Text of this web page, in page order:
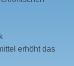
erhöht das